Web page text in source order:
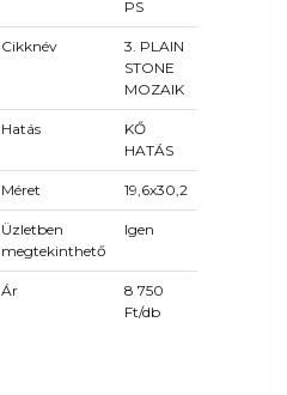
PS
Cikknév
3. PLAIN
STONE
MOZAIK
Hatás
KŐ
HATÁS
Méret 19,6x30,2
Üzletben
megtekinthető
Igen
Ár
8 750
Ft/db